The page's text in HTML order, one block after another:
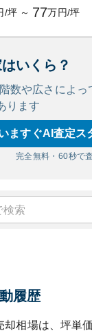
/坪 ～ 77万円/坪
いくら？
数や広さによっ
ります
ますぐAI査定ス
完全無料・60秒で
履歴
却相場は、坪単